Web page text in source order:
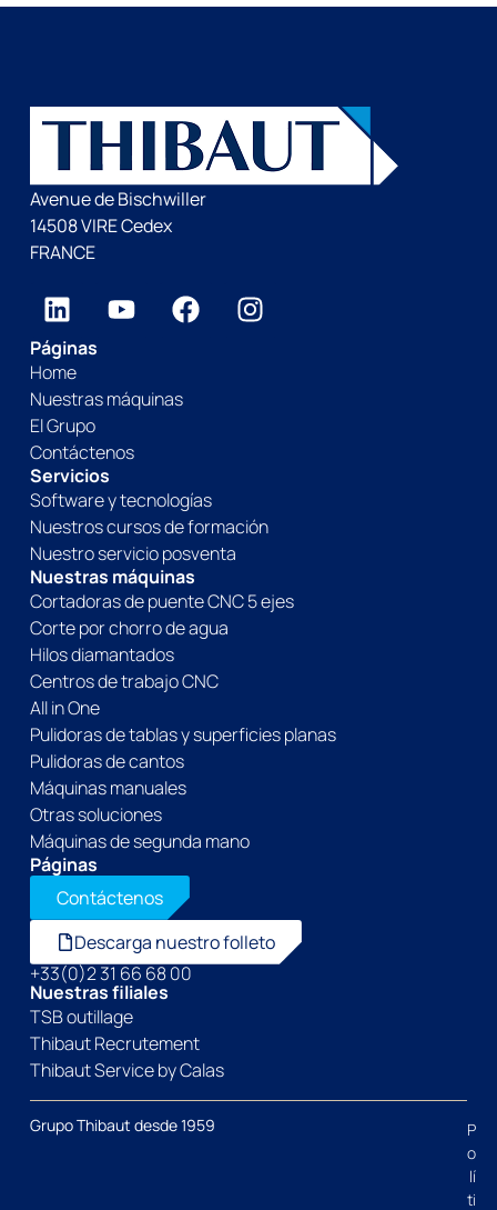
Avenue de Bischwiller
14508 VIRE Cedex
FRANCE
Páginas
Home
Nuestras máquinas
El Grupo
Contáctenos
Servicios
Software y tecnologías
Nuestros cursos de formación
Nuestro servicio posventa
Nuestras máquinas
Cortadoras de puente CNC 5 ejes
Corte por chorro de agua
Hilos diamantados
Centros de trabajo CNC
All in One
Pulidoras de tablas y superficies planas
Pulidoras de cantos
Máquinas manuales
Otras soluciones
Máquinas de segunda mano
Páginas
Contáctenos
Descarga nuestro folleto
+33(0)2 31 66 68 00
Nuestras filiales
TSB outillage
Thibaut Recrutement
Thibaut Service by Calas
Grupo Thibaut desde 1959
P
o
lí
ti